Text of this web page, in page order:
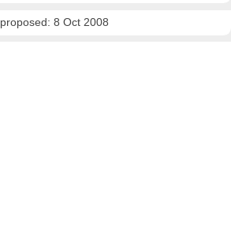
proposed: 8 Oct 2008